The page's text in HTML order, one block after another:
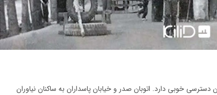
خوبی دارد. اتوبان صدر و خیابان پاسداران به ساکنان نیاوران